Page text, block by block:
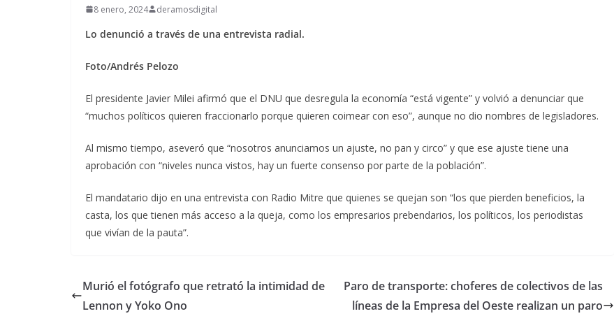
8 enero, 2024 deramosdigital
Lo denunció a través de una entrevista radial.
Foto/Andrés Pelozo
El presidente Javier Milei afirmó que el DNU que desregula la economía “está vigente” y volvió a denunciar que
“muchos políticos quieren fraccionarlo porque quieren coimear con eso”, aunque no dio nombres de legisladores.
Al mismo tiempo, aseveró que “nosotros anunciamos un ajuste, no pan y circo” y que ese ajuste tiene una
aprobación con “niveles nunca vistos, hay un fuerte consenso por parte de la población”.
El mandatario dijo en una entrevista con Radio Mitre que quienes se quejan son “los que pierden beneficios, la
casta, los que tienen más acceso a la queja, como los empresarios prebendarios, los políticos, los periodistas
que vivían de la pauta”.
Murió el fotógrafo que retrató la intimidad de
Lennon y Yoko Ono
Paro de transporte: choferes de colectivos de las
líneas de la Empresa del Oeste realizan un paro